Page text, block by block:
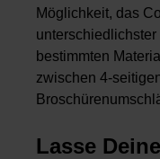
Möglichkeit, das
bestimmten
zwischen 4-
Lasse